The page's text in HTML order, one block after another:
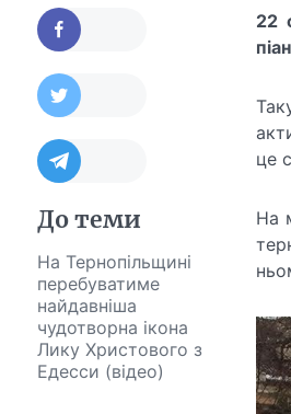
До теми
На Тернопільщині
перебуватиме
найдавніша
чудотворна ікона
Лику Христового з
Едесси (відео)
22
це
На